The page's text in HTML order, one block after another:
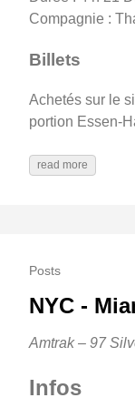
Compagnie :
Billets
Achetés sur le
portion Essen-
read more
Posts
NYC -
Amtrak – 97
Infos